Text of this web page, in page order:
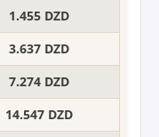
1.455 DZD
3.637 DZD
7.274 DZD
14.547 DZD